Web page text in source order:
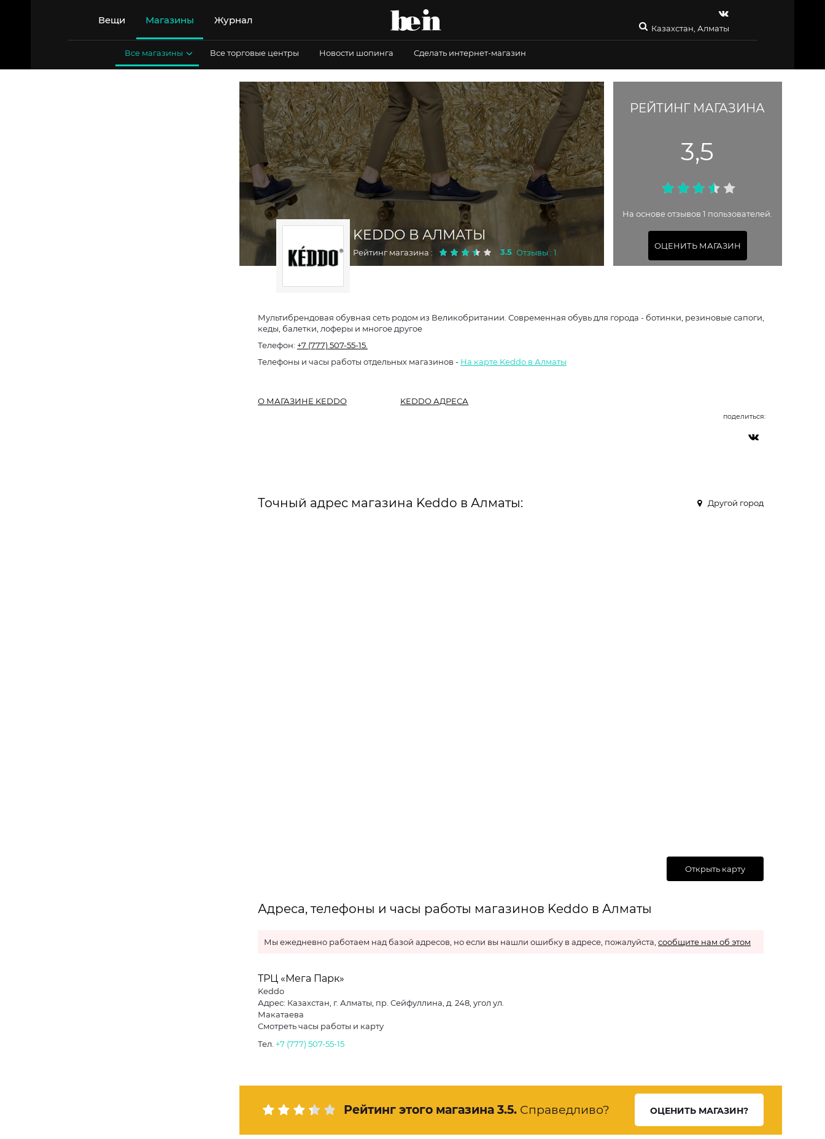
Вещи Магазины Журнал
Казахстан, Алматы
Все магазины Все торговые центры Новости шопинга Сделать интернет-магазин
KEDDO В АЛМАТЫ
Рейтинг магазина : 3.5 Отзывы : 1
РЕЙТИНГ МАГАЗИНА
3,5
На основе отзывов 1 пользователей.
ОЦЕНИТЬ МАГАЗИН
Мультибрендовая обувная сеть родом из Великобритании. Современная обувь для города - ботинки, резиновые сапоги,
кеды, балетки, лоферы и многое другое
Телефон: +7 (777) 507-55-15.
Телефоны и часы работы отдельных магазинов - На карте Keddo в Алматы
О МАГАЗИНЕ KEDDO KEDDO АДРЕСА
поделиться:
Точный адрес магазина Keddo в Алматы: Другой город
Открыть карту
Адреса, телефоны и часы работы магазинов Keddo в Алматы
Мы ежедневно работаем над базой адресов, но если вы нашли ошибку в адресе, пожалуйста, сообщите нам об этом
ТРЦ «Мега Парк»
Keddo
Адрес: Казахстан, г. Алматы, пр. Сейфуллина, д. 248, угол ул.
Макатаева
Смотреть часы работы и карту
Тел. +7 (777) 507-55-15
Рейтинг этого магазина 3.5. Справедливо? ОЦЕНИТЬ МАГАЗИН?